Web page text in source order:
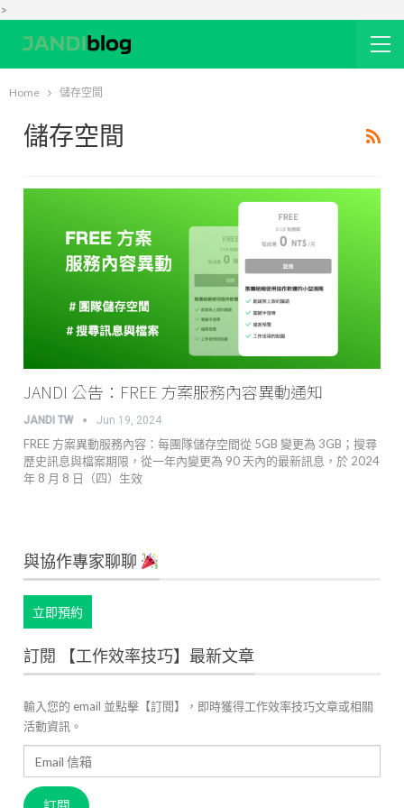
>
Home 儲存空間
儲存空間
JANDI 公告：FREE 方案服務內容異動通知
JANDI TW Jun 19, 2024
FREE 方案異動服務內容：每團隊儲存空間從 5GB 變更為 3GB；搜尋
歷史訊息與檔案期限，從一年內變更為 90 天內的最新訊息，於 2024
年 8 月 8 日（四）生效
與協作專家聊聊
立即預約
訂閱 【工作效率技巧】最新文章
輸入您的 email 並點擊【訂閱】，即時獲得工作效率技巧文章或相關
活動資訊。
Email
信
箱